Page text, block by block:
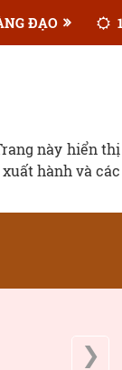
ĐẠO
này hiển
hành và
❯